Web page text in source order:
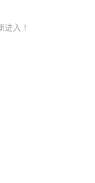
进入！